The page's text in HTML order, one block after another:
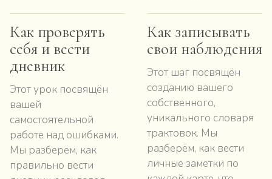
Как проверять
себя и вести
дневник
Этот урок посвящён
вашей
самостоятельной
работе над ошибками.
Мы разберём, как
правильно вести
Как записывать
свои наблюдения
Этот шаг посвящён
созданию вашего
собственного,
уникального словаря
трактовок. Мы
разберём, как вести
личные заметки по